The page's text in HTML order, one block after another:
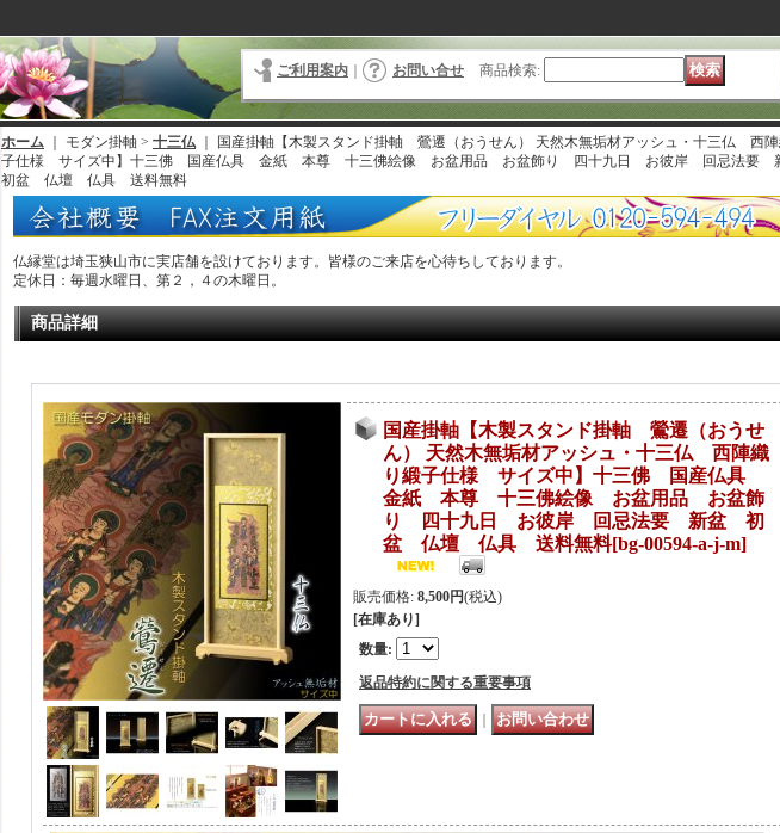
ご利用案内 お問い合せ 商品検索:
ホーム ｜ モダン掛軸 > 十三仏
国産掛軸【木製スタンド掛軸 鶯遷（おうせん） 天然木無垢材アッシュ・十三仏 西
子仕様 サイズ中】十三佛 国産仏具 金紙 本尊 十三佛絵像 お盆用品 お盆飾り 四十九日 お彼岸 回忌法要
初盆 仏壇 仏具 送料無料
仏縁堂は埼玉狭山市に実店舗を設けております。皆様のご来店を心待ちしております。
定休日：毎週水曜日、第２，４の木曜日。
商品詳細
国産掛軸【木製スタンド掛軸 鶯遷（おうせ
ん） 天然木無垢材アッシュ・十三仏 西陣織
り緞子仕様 サイズ中】十三佛 国産仏具
金紙 本尊 十三佛絵像 お盆用品 お盆飾
り 四十九日 お彼岸 回忌法要 新盆 初
盆 仏壇 仏具 送料無料[bg-00594-a-j-m]
販売価格: 8,500円(税込)
[在庫あり]
数量:
返品特約に関する重要事項